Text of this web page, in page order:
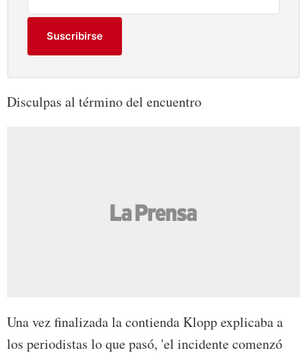
Suscribirse
Disculpas al término del encuentro
Una vez finalizada la contienda Klopp explicaba a
los periodistas lo que pasó, 'el incidente comenzó